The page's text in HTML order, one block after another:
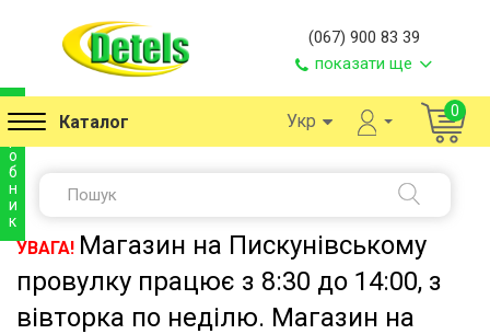
(067) 900 83 39
показати ще
Каталог Укр 0
УВАГА! Магазин на Пискунівському
провулку працює з 8:30 до 14:00, з
вівторка по неділю. Магазин на
и
о
б
н
и
к